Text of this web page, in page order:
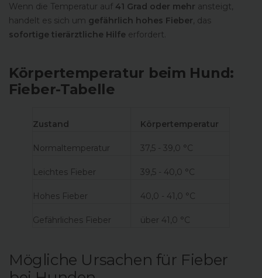
Wenn die Temperatur auf 41 Grad oder mehr ansteigt,
handelt es sich um gefährlich hohes Fieber, das
sofortige tierärztliche Hilfe erfordert.
Körpertemperatur beim Hund:
Fieber-Tabelle
Zustand Körpertemperatur
Normaltemperatur 37,5 - 39,0 °C
Leichtes Fieber 39,5 - 40,0 °C
Hohes Fieber 40,0 - 41,0 °C
Gefährliches Fieber über 41,0 °C
Mögliche Ursachen für Fieber